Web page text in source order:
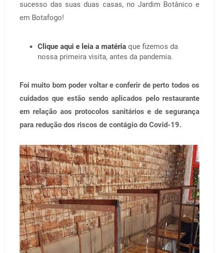
sucesso das suas duas casas, no Jardim Botânico e
em Botafogo!
Clique aqui e leia a matéria que fizemos da
nossa primeira visita, antes da pandemia.
Foi muito bom poder voltar e conferir de perto todos os
cuidados que estão sendo aplicados pelo restaurante
em relação aos protocolos sanitários e de segurança
para redução dos riscos de contágio do Covid-19.